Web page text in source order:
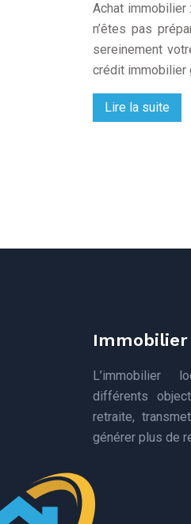
Achat immobilier
n’êtes pas
sereinement
crédit immobilier
Lire la suite
L’immobilier
différents
retraite,
générer plus de